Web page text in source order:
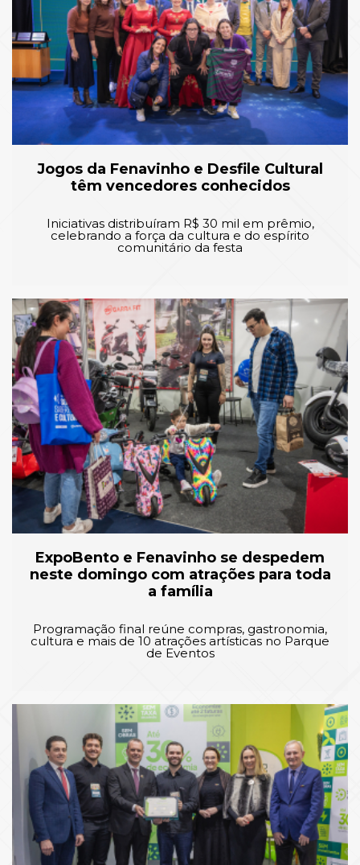
Jogos da Fenavinho e Desfile Cultural
têm vencedores conhecidos
Iniciativas distribuíram R$ 30 mil em prêmio,
celebrando a força da cultura e do espírito
comunitário da festa
ExpoBento e Fenavinho se despedem
neste domingo com atrações para toda
a família
Programação final reúne compras, gastronomia,
cultura e mais de 10 atrações artísticas no Parque
de Eventos